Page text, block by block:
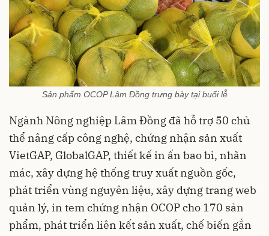
Sản phẩm OCOP Lâm Đồng trưng bày tại buổi lễ
Ngành Nông nghiệp Lâm Đồng đã hỗ trợ 50 chủ
thể nâng cấp công nghệ, chứng nhận sản xuất
VietGAP, GlobalGAP, thiết kế in ấn bao bì, nhãn
mác, xây dựng hệ thống truy xuất nguồn gốc,
phát triển vùng nguyên liệu, xây dựng trang web
quản lý, in tem chứng nhận OCOP cho 170 sản
phẩm, phát triển liên kết sản xuất, chế biến gắn